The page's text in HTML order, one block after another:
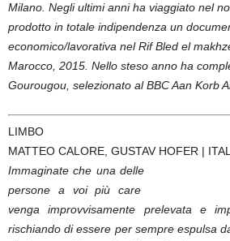
Milano. Negli ultimi anni ha viaggiato nel
prodotto in totale indipendenza un
economico/lavorativa nel Rif Bled el
Marocco, 2015. Nello steso anno ha
Gourougou, selezionato al BBC Aan Korb
LIMBO
MATTEO CALORE, GUSTAV HOFER |
Immaginate che una delle
persone a voi più care
venga improvvisamente prelevata e
rischiando di essere per sempre espulsa